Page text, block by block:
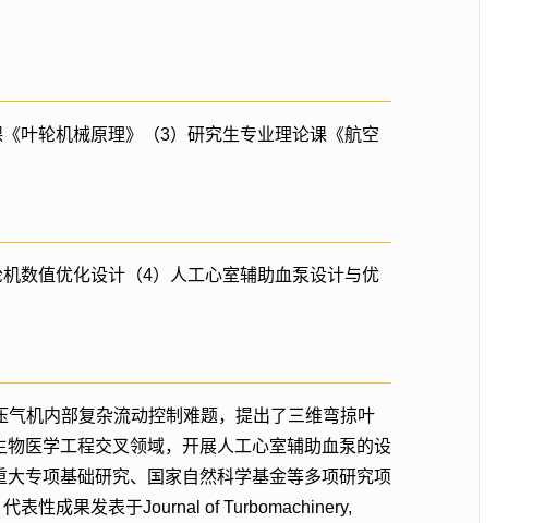
叶轮机械原理》（3）研究生专业理论课《航空
数值优化设计（4）人工心室辅助血泵设计与优
机内部复杂流动控制难题，提出了三维弯掠叶
医学工程交叉领域，开展人工心室辅助血泵的设
专项基础研究、国家自然科学基金等多项研究项
表性成果发表于Journal of Turbomachinery,